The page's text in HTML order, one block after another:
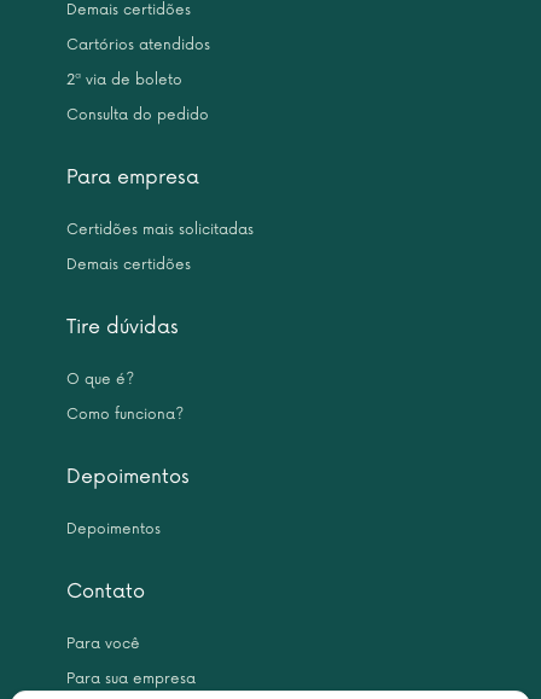
Demais certidões
Cartórios atendidos
2ª via de boleto
Consulta do pedido
Para empresa
Certidões mais solicitadas
Demais certidões
Tire dúvidas
O que é?
Como funciona?
Depoimentos
Depoimentos
Contato
Para você
Para sua empresa